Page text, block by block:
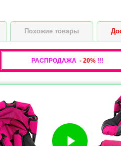
Похожие товары
РАСПРОДАЖА - 20% !!!